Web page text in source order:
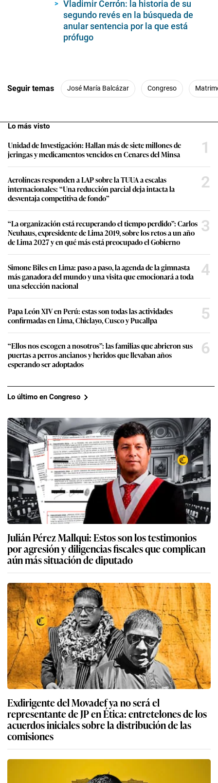
Vladimir Cerrón: la historia de su
segundo revés en la búsqueda de
anular sentencia por la que está
prófugo
Seguir temas José María Balcázar Congreso
Lo más visto
Unidad de Investigación: Hallan más de siete millones de
jeringas y medicamentos vencidos en Cenares del Minsa
1
Aerolíneas responden a LAP sobre la TUUA a escalas
internacionales: “Una reducción parcial deja intacta la
desventaja competitiva de fondo”
2
“La organización está recuperando el tiempo perdido”: Carlos
Neuhaus, expresidente de Lima 2019, sobre los retos a un año
de Lima 2027 y en qué más está preocupado el Gobierno
3
Simone Biles en Lima: paso a paso, la agenda de la gimnasta
más ganadora del mundo y una visita que emocionará a toda
una selección nacional
4
Papa León XIV en Perú: estas son todas las actividades
confirmadas en Lima, Chiclayo, Cusco y Pucallpa
5
“Ellos nos escogen a nosotros”: las familias que abrieron sus
puertas a perros ancianos y heridos que llevaban años
esperando ser adoptados
6
Lo último en Congreso
Julián Pérez Mallqui: Estos son los testimonios
por agresión y diligencias fiscales que complican
aún más situación de diputado
Exdirigente del Movadef ya no será el
representante de JP en Ética: entretelones de los
acuerdos iniciales sobre la distribución de las
comisiones